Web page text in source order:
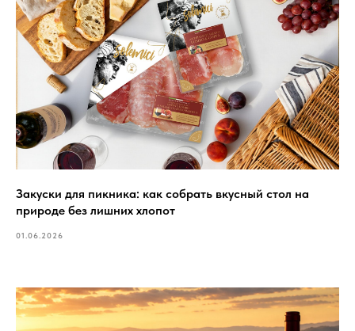
Закуски для пикника: как собрать вкусный стол на
природе без лишних хлопот
01.06.2026